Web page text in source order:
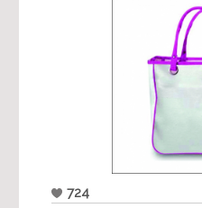
724